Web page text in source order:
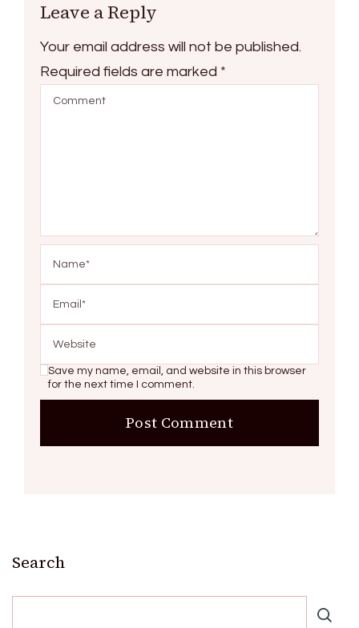
Leave a Reply
Your email address will not be published.
Required fields are marked *
Save my name, email, and website in this browser
for the next time I comment.
Search